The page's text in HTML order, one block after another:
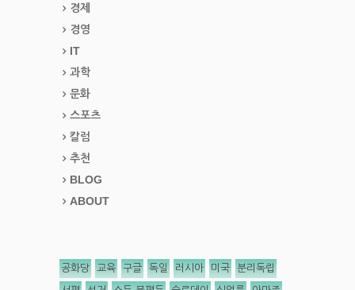
경제
경영
IT
과학
문화
스포츠
칼럼
추천
BLOG
ABOUT
공화당 교육 구글 독일 러시아 미국 분리독립